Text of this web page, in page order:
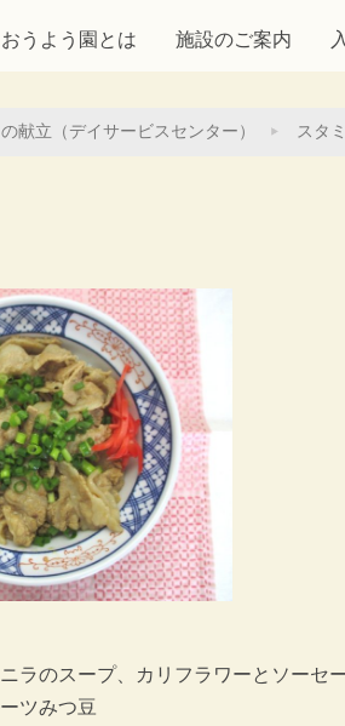
おうよう園とは 施設のご案内
献立（デイサービスセンター） スタ
ラのスープ、カリフラワーとソーセ
ツみつ豆